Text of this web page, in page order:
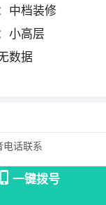
一键拨号
中档装修
小高层
数据
电话联系